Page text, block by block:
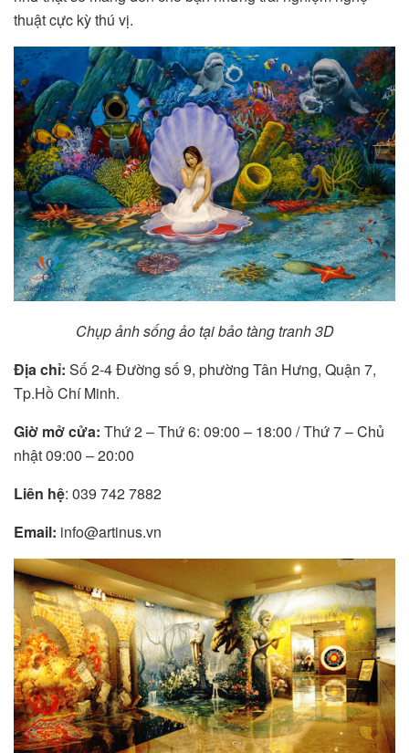
thuật cực kỳ thú vị.
Chụp ảnh sống ảo tại bảo tàng tranh 3D
Địa chỉ: Số 2-4 Đường số 9, phường Tân Hưng, Quận 7,
Tp.Hồ Chí Minh.
Giờ mở cửa: Thứ 2 – Thứ 6: 09:00 – 18:00 / Thứ 7 – Chủ
nhật 09:00 – 20:00
Liên hệ: 039 742 7882
Email: info@artinus.vn